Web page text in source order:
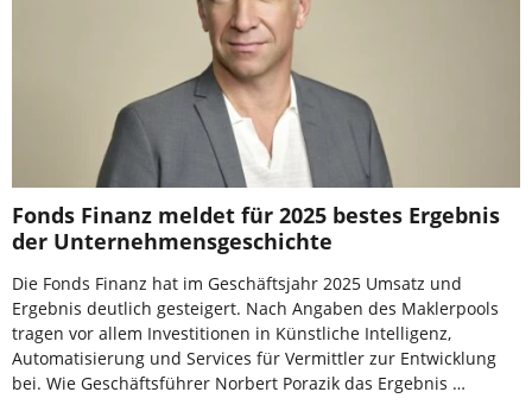
Fonds Finanz meldet für 2025 bestes Ergebnis
der Unternehmensgeschichte
Die Fonds Finanz hat im Geschäftsjahr 2025 Umsatz und
Ergebnis deutlich gesteigert. Nach Angaben des Maklerpools
tragen vor allem Investitionen in Künstliche Intelligenz,
Automatisierung und Services für Vermittler zur Entwicklung
bei. Wie Geschäftsführer Norbert Porazik das Ergebnis …